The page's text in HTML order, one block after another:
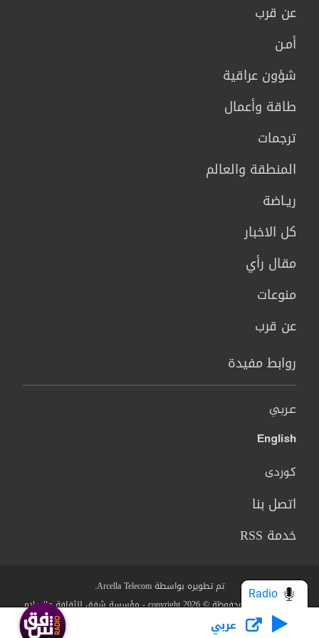
عن قرب
أمـن
شؤون عراقية
طاقة وأعمال
ترجمات
المنطقة والعالم
ريـاضة
كل الاخبار
مقال رأي
منوعات
عن قرب
روابط مفيدة
عربي
English
کوردی
اتصل بنا
خدمة RSS
تم تطويره بواسطة Arcella Telecom.
جميع الحقوق محفوظة © copyright 2026 - مؤسسة شفق للثقافة والاعلام
من نحن؟
سياسة الخصوصية عربي
Radio